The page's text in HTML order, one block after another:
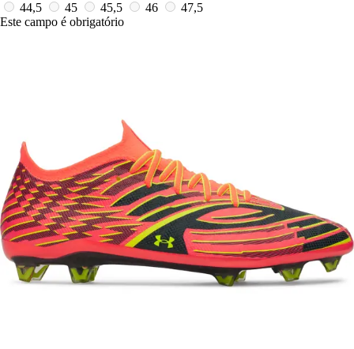
44,5
45 45,5 46
47,5
Este campo é obrigatório